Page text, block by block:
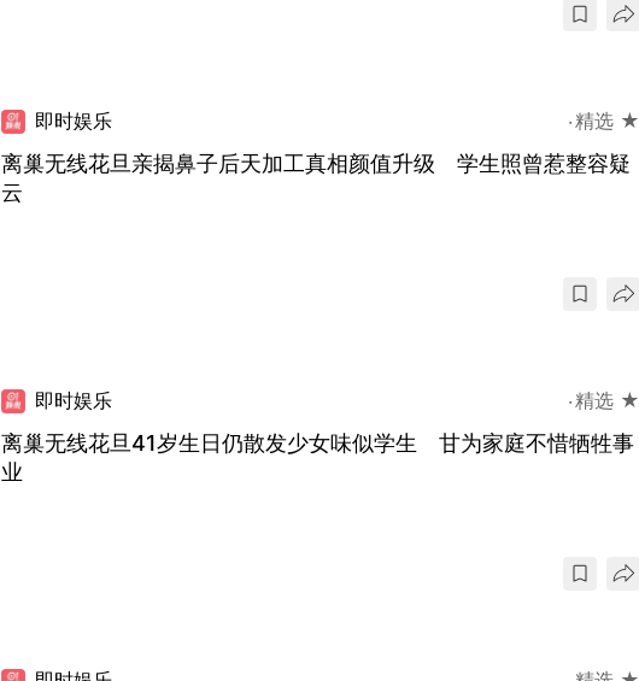
即时娱乐 精选 ★
离巢无线花旦亲揭鼻子后天加工真相颜值升级 学生照曾惹整容疑
云
即时娱乐 精选 ★
离巢无线花旦41岁生日仍散发少女味似学生 甘为家庭不惜牺牲事
业